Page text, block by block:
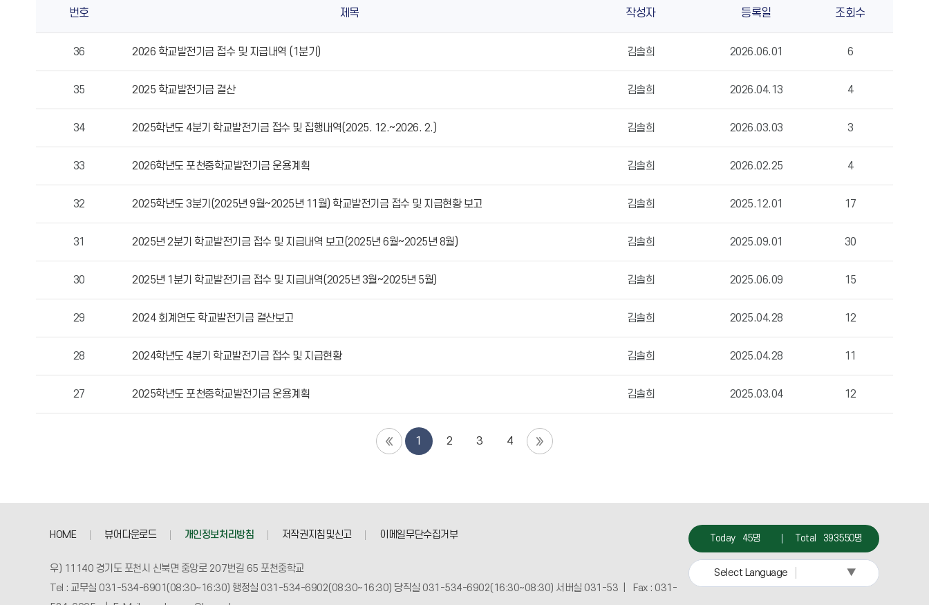
발
기
호,
록
조
할
번호 제목 작성자 등록일 조회수
36 2026 학교발전기금 접수 및 지급내역 (1분기) 김솔희 2026.06.01 6
35 2025 학교발전기금 결산 김솔희 2026.04.13 4
34 2025학년도 4분기 학교발전기금 접수 및 집행내역(2025. 12.~2026. 2.) 김솔희 2026.03.03 3
33 2026학년도 포천중학교발전기금 운용계획 김솔희 2026.02.25 4
32 2025학년도 3분기(2025년 9월~2025년 11월) 학교발전기금 접수 및 지급현황 보고 김솔희 2025.12.01 17
31 2025년 2분기 학교발전기금 접수 및 지급내역 보고(2025년 6월~2025년 8월) 김솔희 2025.09.01 30
30 2025년 1분기 학교발전기금 접수 및 지급내역(2025년 3월~2025년 5월) 김솔희 2025.06.09 15
29 2024 회계연도 학교발전기금 결산보고 김솔희 2025.04.28 12
28 2024학년도 4분기 학교발전기금 접수 및 지급현황 김솔희 2025.04.28 11
27 2025학년도 포천중학교발전기금 운용계획 김솔희 2025.03.04 12
1 2 3 4
HOME 뷰어다운로드 개인정보처리방침 저작권지침및신고 이메일무단수집거부
우) 11140 경기도 포천시 신북면 중앙로 207번길 65 포천중학교
Tel : 교무실 031-534-6901(08:30~16:30) 행정실 031-534-6902(08:30~16:30) 당직실 031-534-6902(16:30~08:30) 서버실 031-53 | Fax : 031-
Today 45명 Total 393550명
Select Language ▼